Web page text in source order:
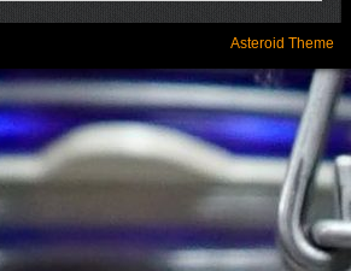
Asteroid Theme